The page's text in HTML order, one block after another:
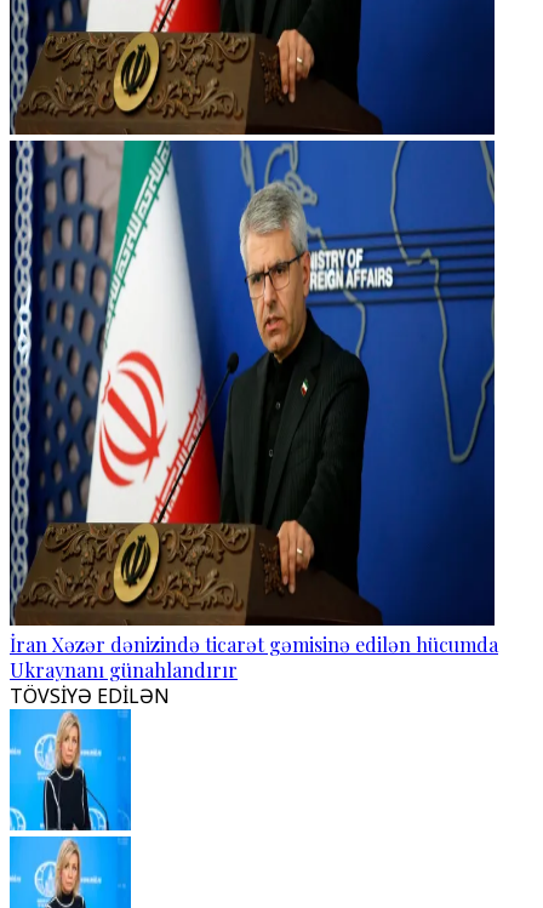
İran Xəzər dənizində ticarət gəmisinə edilən hücumda
Ukraynanı günahlandırır
TÖVSİYƏ EDİLƏN